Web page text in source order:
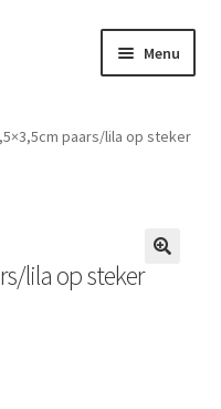
Menu
paars/lila op steker
lila op steker